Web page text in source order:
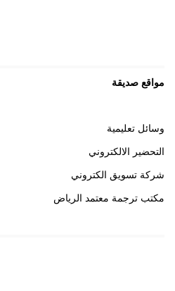
مواقع صديقة
وسائل تعليمية
التحضير الالكتروني
شركة تسويق الكتروني
مكتب ترجمة معتمد الرياض